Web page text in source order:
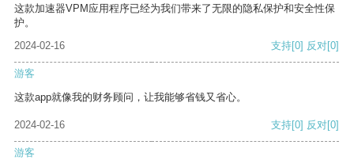
这款加速器VPM应用程序已经为我们带来了无限的隐私保护和安全性保
护。
2024-02-16
支持[0] 反对[0]
游客
这款app就像我的财务顾问，让我能够省钱又省心。
2024-02-16 支持[0] 反对[0]
游客